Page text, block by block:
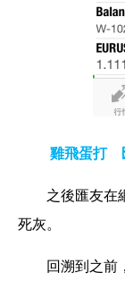
雞飛蛋打
之後匯友在
死灰。
回溯到之前